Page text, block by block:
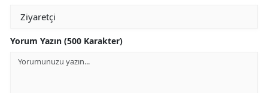
Yorum Yazın (500 Karakter)